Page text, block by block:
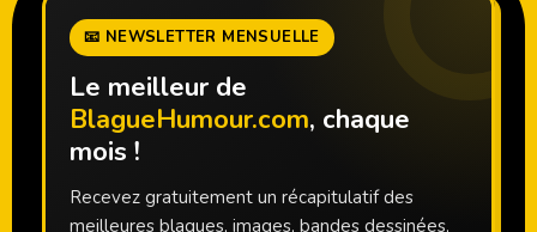
📧 NEWSLETTER MENSUELLE
Le meilleur de
BlagueHumour.com, chaque
mois !
Recevez gratuitement un récapitulatif des
meilleures blagues, images, bandes dessinées,